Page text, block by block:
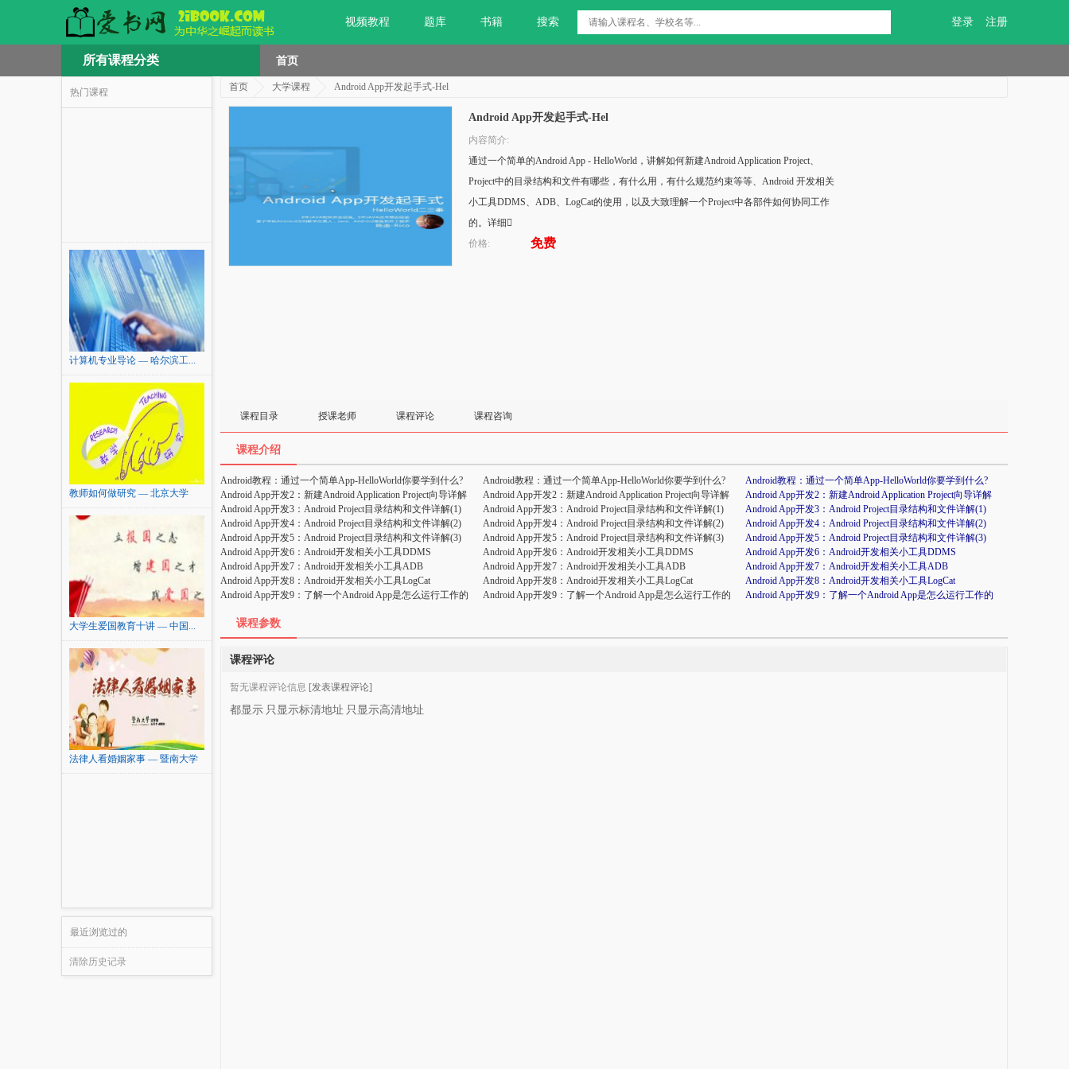
视频教程 题库 书籍 搜索 登录 注册
所有课程分类 首页
热门课程
计算机专业导论 — 哈尔滨工...
教师如何做研究 — 北京大学
大学生爱国教育十讲 — 中国...
法律人看婚姻家事 — 暨南大学
最近浏览过的
清除历史记录
首页 大学课程 Android App开发起手式-Hel
Android App开发起手式-Hel
内容简介:
通过一个简单的Android App - HelloWorld，讲解如何新建Android Application Project、
Project中的目录结构和文件有哪些，有什么用，有什么规范约束等等、Android 开发相关
小工具DDMS、ADB、LogCat的使用，以及大致理解一个Project中各部件如何协同工作
的。详细
价格:
免费
课程目录 授课老师 课程评论 课程咨询
课程介绍
Android教程：通过一个简单App-HelloWorld你要学到什么? Android教程：通过一个简单App-HelloWorld你要学到什么?
Android教程：通过一个简单App-HelloWorld你要学到什么?
Android App开发2：新建Android Application Project向导详解
Android App开发2：新建Android Application Project向导详解
Android App开发2：新建Android Application Project向导详解
Android App开发3：Android Project目录结构和文件详解(1)
Android App开发3：Android Project目录结构和文件详解(1)
Android App开发3：Android Project目录结构和文件详解(1)
Android App开发4：Android Project目录结构和文件详解(2)
Android App开发4：Android Project目录结构和文件详解(2)
Android App开发4：Android Project目录结构和文件详解(2)
Android App开发5：Android Project目录结构和文件详解(3)
Android App开发5：Android Project目录结构和文件详解(3)
Android App开发5：Android Project目录结构和文件详解(3)
Android App开发6：Android开发相关小工具DDMS
Android App开发6：Android开发相关小工具DDMS
Android App开发6：Android开发相关小工具DDMS
Android App开发7：Android开发相关小工具ADB
Android App开发7：Android开发相关小工具ADB
Android App开发7：Android开发相关小工具ADB
Android App开发8：Android开发相关小工具LogCat
Android App开发8：Android开发相关小工具LogCat
Android App开发8：Android开发相关小工具LogCat
Android App开发9：了解一个Android App是怎么运行工作的
Android App开发9：了解一个Android App是怎么运行工作的 Android App开发9：了解一个Android App是怎么运行工作的
课程参数
课程评论
暂无课程评论信息 [发表课程评论]
都显示 只显示标清地址 只显示高清地址